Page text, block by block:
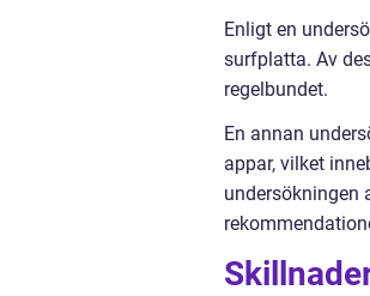
Enligt en
surfplatta. Av
regelbundet.
En annan
appar, vilket
undersökningen